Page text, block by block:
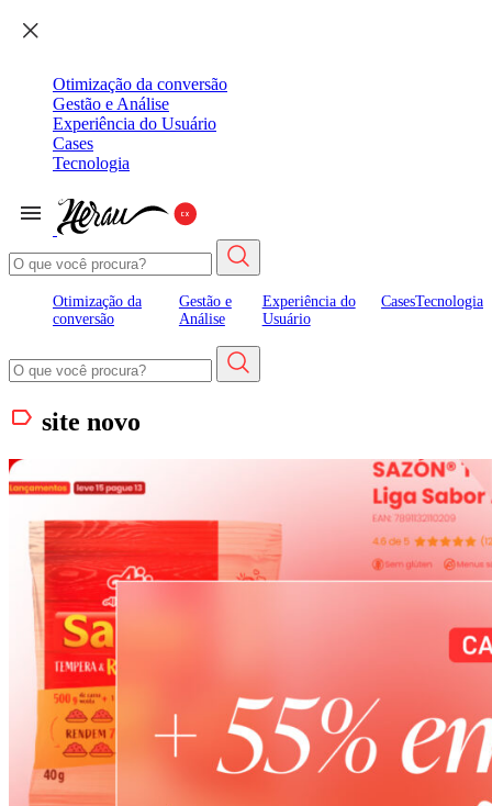
Otimização da conversão
Gestão e Análise
Experiência do Usuário
Cases
Tecnologia
Otimização da
conversão
Gestão e
Análise
Experiência do
Usuário
CasesTecnologia
site novo